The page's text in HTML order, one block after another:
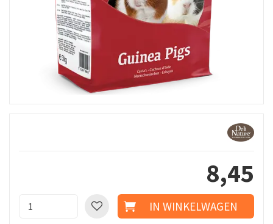
8,45